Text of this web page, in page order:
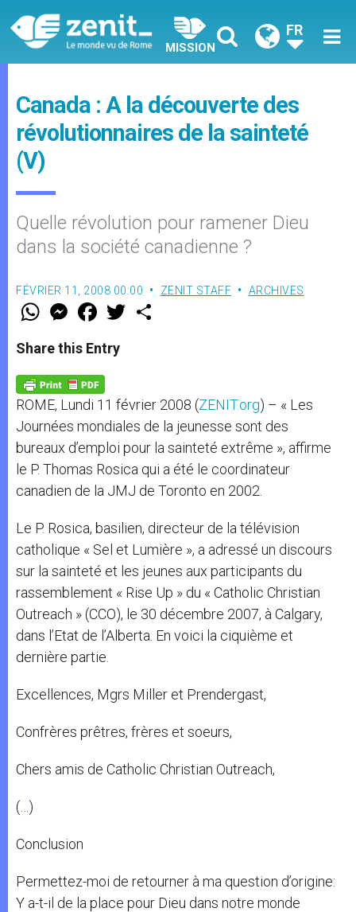
MISSION
FR
Canada : A la découverte des
révolutionnaires de la sainteté
(V)
Quelle révolution pour ramener Dieu
dans la société canadienne ?
FÉVRIER 11, 2008 00:00 ZENIT STAFF ARCHIVES
W
t
s
p
p
M
e
s
e
g
e
r
F
a
e
b
o
k
w
Share this Entry
ROME, Lundi 11 février 2008 (ZENIT.org) – « Les
Journées mondiales de la jeunesse sont des
bureaux d’emploi pour la sainteté extrême », affirme
le P. Thomas Rosica qui a été le coordinateur
canadien de la JMJ de Toronto en 2002.
Le P. Rosica, basilien, directeur de la télévision
catholique « Sel et Lumière », a adressé un discours
sur la sainteté et les jeunes aux participants du
rassemblement « Rise Up » du « Catholic Christian
Outreach » (CCO), le 30 décembre 2007, à Calgary,
dans l’Etat de l’Alberta. En voici la ciquième et
dernière partie.
Excellences, Mgrs Miller et Prendergast,
Confrères prêtres, frères et soeurs,
Chers amis de Catholic Christian Outreach,
(…)
Conclusion
Permettez-moi de retourner à ma question d’origine:
Y a-t-il de la place pour Dieu dans notre monde